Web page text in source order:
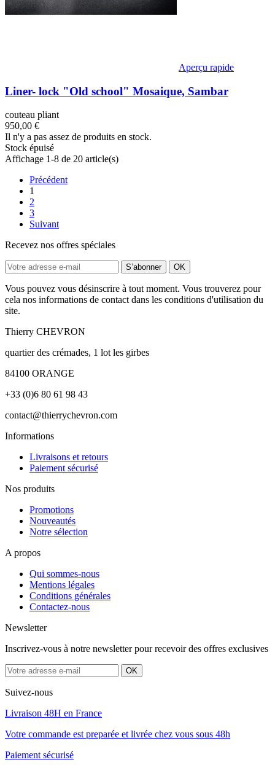
Aperçu rapide
Liner- lock "Old school" Mosaique, Sambar
couteau pliant
950,00 €
Il n'y a pas assez de produits en stock.
Stock épuisé
Affichage 1-8 de 20 article(s)
Précédent
1
2
3
Suivant
Recevez nos offres spéciales
Vous pouvez vous désinscrire à tout moment. Vous trouverez pour
cela nos informations de contact dans les conditions d'utilisation du
site.
Thierry CHEVRON
quartier des crémades, 1 lot les girbes
84100 ORANGE
+33 (0)6 80 61 98 43
contact@thierrychevron.com
Informations
Livraisons et retours
Paiement sécurisé
Nos produits
Promotions
Nouveautés
Notre sélection
A propos
Qui sommes-nous
Mentions légales
Conditions générales
Contactez-nous
Newsletter
Inscrivez-vous à notre newsletter pour recevoir des offres exclusives
Suivez-nous
Livraison 48H en France
Votre commande est preparée et livrée chez vous sous 48h
Paiement sécurisé